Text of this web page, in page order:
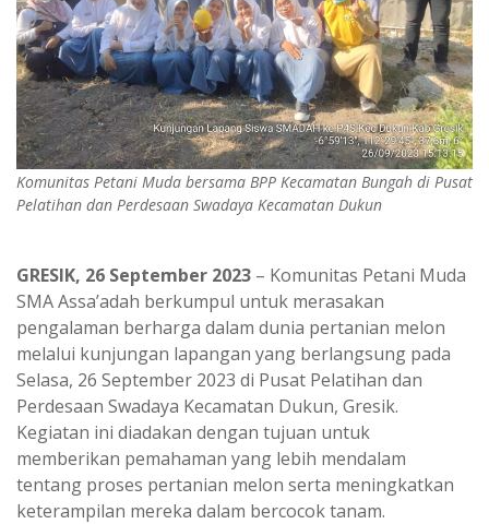
Komunitas Petani Muda bersama BPP Kecamatan Bungah di Pusat
Pelatihan dan Perdesaan Swadaya Kecamatan Dukun
GRESIK, 26 September 2023 – Komunitas Petani Muda
SMA Assa’adah berkumpul untuk merasakan
pengalaman berharga dalam dunia pertanian melon
melalui kunjungan lapangan yang berlangsung pada
Selasa, 26 September 2023 di Pusat Pelatihan dan
Perdesaan Swadaya Kecamatan Dukun, Gresik.
Kegiatan ini diadakan dengan tujuan untuk
memberikan pemahaman yang lebih mendalam
tentang proses pertanian melon serta meningkatkan
keterampilan mereka dalam bercocok tanam.